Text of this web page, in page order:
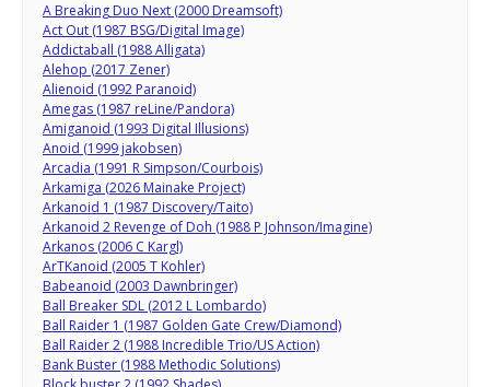
A Breaking Duo Next (2000 Dreamsoft)
Act Out (1987 BSG/Digital Image)
Addictaball (1988 Alligata)
Alehop (2017 Zener)
Alienoid (1992 Paranoid)
Amegas (1987 reLine/Pandora)
Amiganoid (1993 Digital Illusions)
Anoid (1999 jakobsen)
Arcadia (1991 R Simpson/Courbois)
Arkamiga (2026 Mainake Project)
Arkanoid 1 (1987 Discovery/Taito)
Arkanoid 2 Revenge of Doh (1988 P Johnson/Imagine)
Arkanos (2006 C Kargl)
ArTKanoid (2005 T Kohler)
Babeanoid (2003 Dawnbringer)
Ball Breaker SDL (2012 L Lombardo)
Ball Raider 1 (1987 Golden Gate Crew/Diamond)
Ball Raider 2 (1988 Incredible Trio/US Action)
Bank Buster (1988 Methodic Solutions)